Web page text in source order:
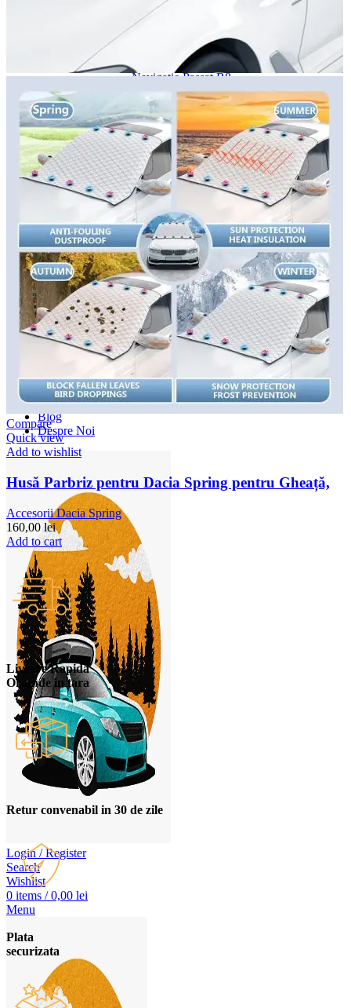
Navigație Passat B5
Navigație Passat B5 5
Navigație Passat B6
Navigație Passat B7
Navigație Passat B8
Navigație Passat CC
Skoda
Navigație Skoda Fabia 1
Navigație Skoda Fabia 2
Navigație Skoda Octavia 1
Navigație Skoda Octavia 2
Navigație Skoda Octavia 3
Navigație Skoda Rapid
Navigație Skoda Superb 1
Navigație Skoda Superb 2
Navigație Toyota Avensis T25
Portbagaj Plafon Auto
Sub 350 Litri
Peste 350 Litri
Peste 450 litri
Accesorii auto masina
Accesorii Dacia Duster 3
Accesorii Duster 2
Accesorii Dacia Jogger
Parfum masina
Copertine auto
Incalzitor diesel
Antifurt masina
Blog
Despre Noi
Login / Register
Search
Wishlist
0 items / 0,00 lei
Menu
Compare
Quick view
Add to wishlist
Husă Parbriz pentru Dacia Spring pentru Gheață,
Accesorii Dacia Spring
160,00lei
Add to cart
Livrare Rapida
Oriunde in tara
Retur convenabil in 30 de zile
Plata
securizata